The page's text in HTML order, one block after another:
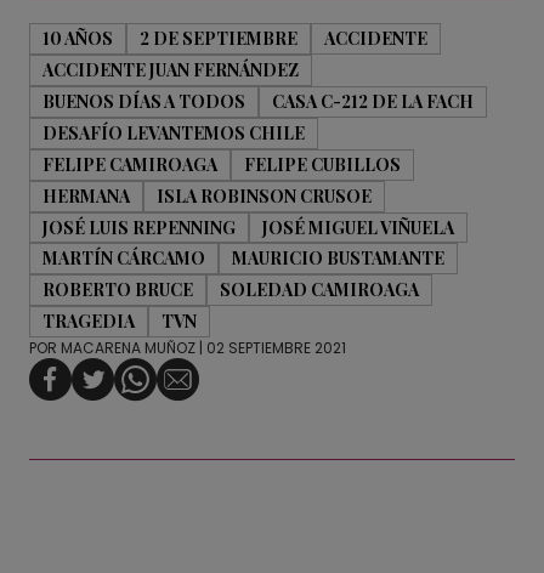
10 AÑOS 2 DE SEPTIEMBRE
ACCIDENTE
ACCIDENTE JUAN FERNÁNDEZ
BUENOS DÍAS A TODOS
CASA C-212 DE LA FACH
DESAFÍO LEVANTEMOS CHILE
FELIPE CAMIROAGA
FELIPE CUBILLOS
HERMANA
ISLA ROBINSON CRUSOE
JOSÉ LUIS REPENNING
JOSÉ MIGUEL VIÑUELA
MARTÍN CÁRCAMO
MAURICIO BUSTAMANTE
ROBERTO BRUCE
SOLEDAD CAMIROAGA
TRAGEDIA
TVN
POR MACARENA MUÑOZ | 02 SEPTIEMBRE 2021